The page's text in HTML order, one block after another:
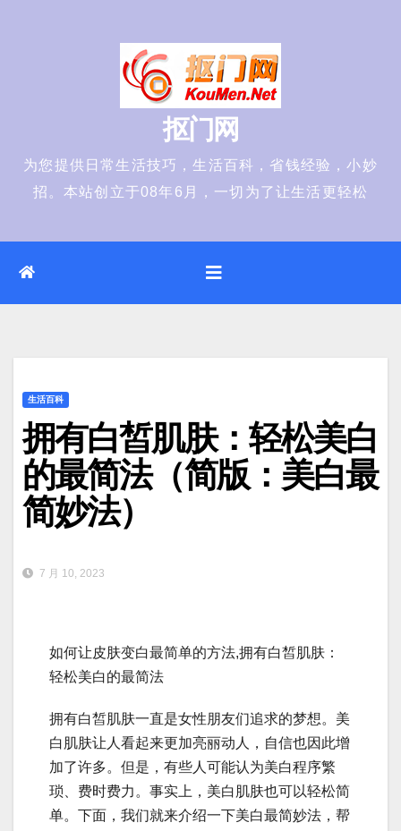
抠门网
为您提供日常生活技巧，生活百科，省钱经验，小妙
招。本站创立于08年6月，一切为了让生活更轻松
生活百科
拥有白皙肌肤：轻松美白
的最简法（简版：美白最
简妙法）
7 月 10, 2023
如何让皮肤变白最简单的方法,拥有白皙肌肤：
轻松美白的最简法
拥有白皙肌肤一直是女性朋友们追求的梦想。美
白肌肤让人看起来更加亮丽动人，自信也因此增
加了许多。但是，有些人可能认为美白程序繁
琐、费时费力。事实上，美白肌肤也可以轻松简
单。下面，我们就来介绍一下美白最简妙法，帮